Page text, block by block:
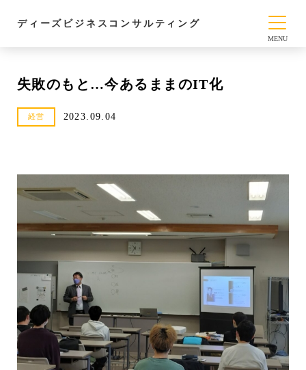
ディーズビジネスコンサルティング
失敗のもと…今あるままのIT化
経営 2023.09.04